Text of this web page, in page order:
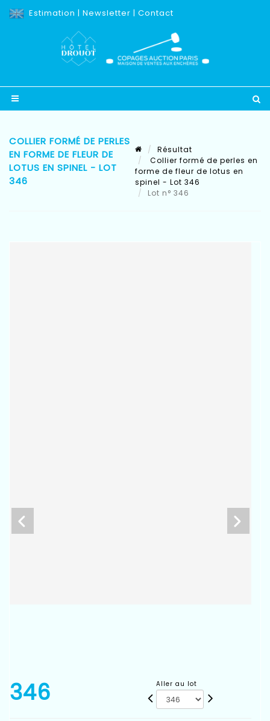
Estimation | Newsletter | Contact
COLLIER FORMÉ DE PERLES
EN FORME DE FLEUR DE
LOTUS EN SPINEL - LOT
346
Résultat
Collier formé de perles en
forme de fleur de lotus en
spinel - Lot 346
Lot n° 346
346 Aller au lot